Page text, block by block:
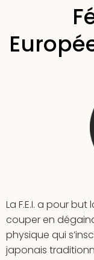
La F.E.I. a pour
couper en
physique qui
japonais